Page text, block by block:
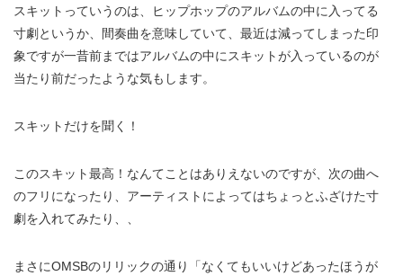
スキットっていうのは、ヒップホップのアルバムの中に入ってる
寸劇というか、間奏曲を意味していて、最近は減ってしまった印
象ですが一昔前まではアルバムの中にスキットが入っているのが
当たり前だったような気もします。
スキットだけを聞く！
このスキット最高！なんてことはありえないのですが、次の曲へ
のフリになったり、アーティストによってはちょっとふざけた寸
劇を入れてみたり、、
まさにOMSBのリリックの通り「なくてもいいけどあったほうが